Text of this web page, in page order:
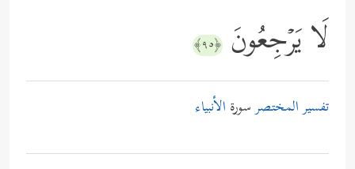
لَا یَرۡجِعُونَ ﴿٩٥﴾
تفسير المختصرسورة الأنبياء